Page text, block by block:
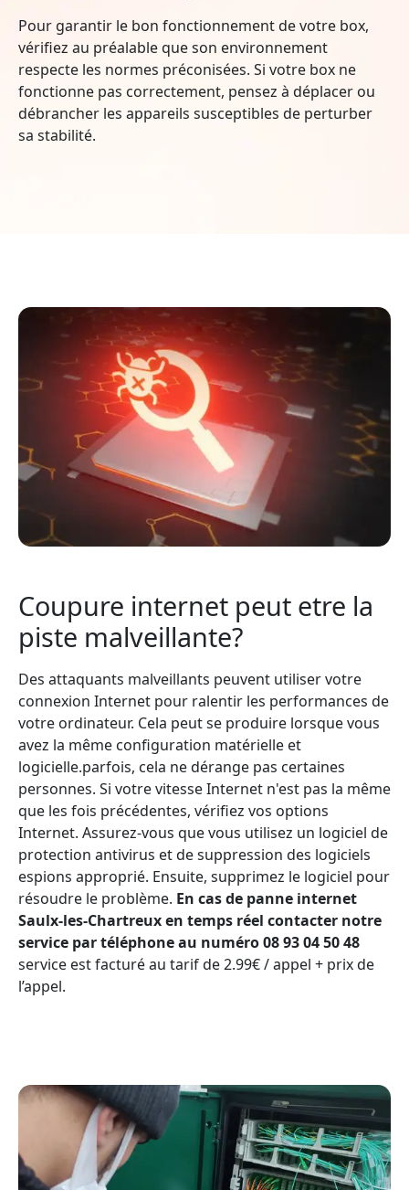
Pour garantir le bon fonctionnement de votre box,
vérifiez au préalable que son environnement
respecte les normes préconisées. Si votre box ne
fonctionne pas correctement, pensez à déplacer ou
débrancher les appareils susceptibles de perturber
sa stabilité.
Coupure internet peut etre la
piste malveillante?
Des attaquants malveillants peuvent utiliser votre
connexion Internet pour ralentir les performances de
votre ordinateur. Cela peut se produire lorsque vous
avez la même configuration matérielle et
logicielle.parfois, cela ne dérange pas certaines
personnes. Si votre vitesse Internet n'est pas la même
que les fois précédentes, vérifiez vos options
Internet. Assurez-vous que vous utilisez un logiciel de
protection antivirus et de suppression des logiciels
espions approprié. Ensuite, supprimez le logiciel pour
résoudre le problème. En cas de panne internet
Saulx-les-Chartreux en temps réel contacter notre
service par téléphone au numéro 08 93 04 50 48
service est facturé au tarif de 2.99€ / appel + prix de
l’appel.